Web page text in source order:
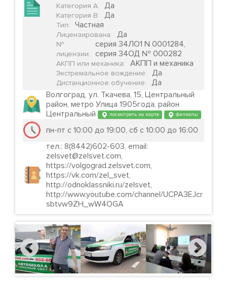
Категория А: Да
Категория B: Да
Тип: Частная
Лицензирована: Да
№
лицензии:
серия 34ЛО1 N 0001284,
серия 34ОД № 000282
АКПП или механика: АКПП и механика
Экстремальное вождение: Да
Дистанционное обучение:
Да
Волгоград, ул. Ткачева, 15, Центральный
район, метро Улица 1905года, район
Центральный
посмотреть на карте филиалы
пн-пт с 10:00 до 19:00, сб с 10:00 до 16:00
тел.: 8(8442)602-603, email:
zelsvet@zelsvet.com,
https://volgograd.zelsvet.com,
https://vk.com/zel_svet,
http://odnoklassniki.ru/zelsvet,
http://www.youtube.com/channel/UCPA3EJcr
sbtvw9ZH_wW4OGA